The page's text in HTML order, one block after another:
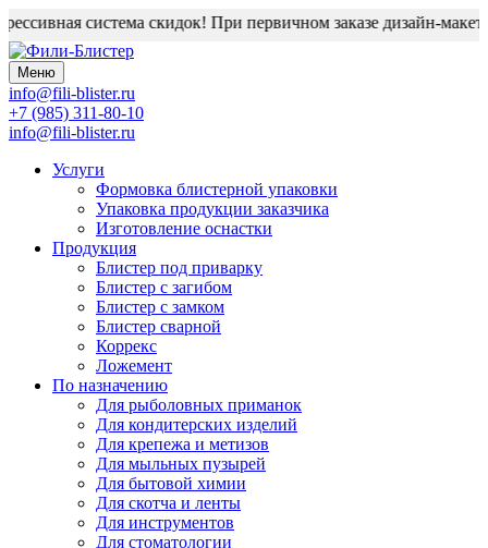
система скидок! При первичном заказе дизайн-макет
Меню
info@fili-blister.ru
+7 (985) 311-80-10
info@fili-blister.ru
Услуги
Формовка блистерной упаковки
Упаковка продукции заказчика
Изготовление оснастки
Продукция
Блистер под приварку
Блистер с загибом
Блистер с замком
Блистер сварной
Коррекс
Ложемент
По назначению
Для рыболовных приманок
Для кондитерских изделий
Для крепежа и метизов
Для мыльных пузырей
Для бытовой химии
Для скотча и ленты
Для инструментов
Для стоматологии